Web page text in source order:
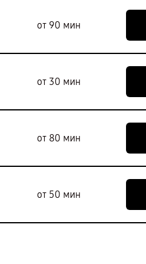
от 90 мин
от 30 мин
от 80 мин
от 50 мин